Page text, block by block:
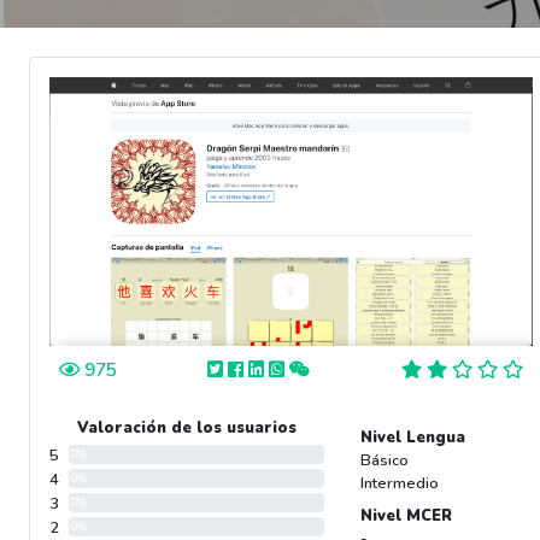
975
Valoración de los usuarios
5
4
3
2
Nivel Lengua
Básico
Intermedio
Nivel MCER